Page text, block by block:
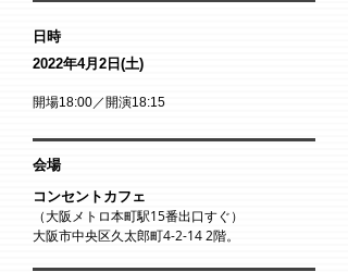
日時
2022年4月2日(土)
​開場18:00／開演18:15
​会場
コンセントカフェ
（大阪メトロ本町駅15番出口すぐ）
大阪市中央区久太郎町4-2-14 2階。